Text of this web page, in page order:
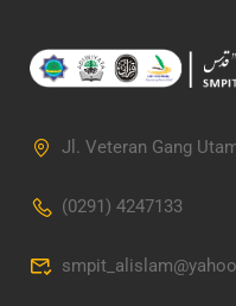
Jl. Veteran Gang
(0291) 4247133